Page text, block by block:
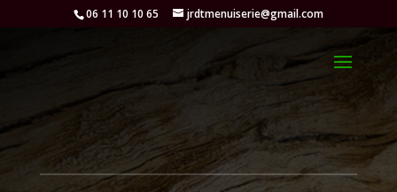
06 11 10 10 65 jrdtmenuiserie@gmail.com